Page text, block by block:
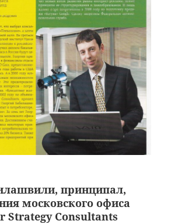
принципал,
московского офиса
Strategy Consultants